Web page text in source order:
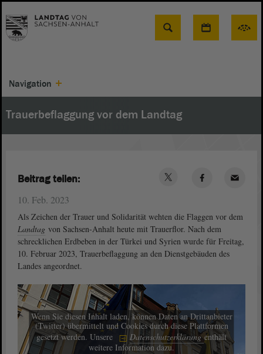
Suche
Navigation
Trauerbeflaggung vor dem Landtag
10. Feb. 2023
Als Zeichen der Trauer und Solidarität wehten die Flaggen vor dem
Landtag von Sachsen-Anhalt heute mit Trauerflor. Nach dem
schrecklichen Erdbeben in der Türkei und Syrien wurde für Freitag,
10. Februar 2023, Trauerbeflaggung an den Dienstgebäuden des
Landes angeordnet.
Wenn Sie diesen Inhalt laden, können Daten an Drittanbieter
(Twitter) übermittelt und Cookies durch diese Plattformen
gesetzt werden. Unsere
Datenschutzerklärungenthält
weitere Information dazu.
Beitrag teilen: